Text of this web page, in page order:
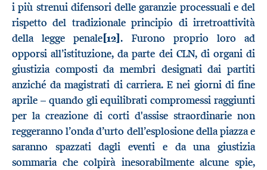
i più strenui difensori delle garanzie processuali e del
rispetto del tradizionale principio di irretroattività
della legge penale[12]. Furono proprio loro ad
opporsi all’istituzione, da parte dei CLN, di organi di
giustizia composti da membri designati dai partiti
anziché da magistrati di carriera. E nei giorni di fine
aprile – quando gli equilibrati compromessi raggiunti
per la creazione di corti d'assise straordinarie non
reggeranno l’onda d’urto dell’esplosione della piazza e
saranno spazzati dagli eventi e da una giustizia
sommaria che colpirà inesorabilmente alcune spie,